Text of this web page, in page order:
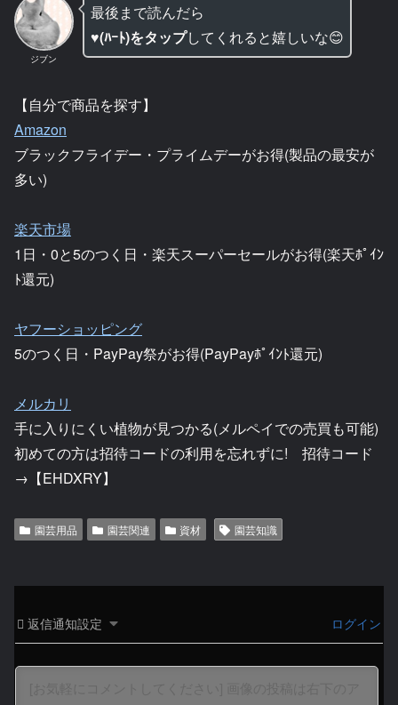
ジブン
最後まで読んだら
♥(ﾊｰﾄ)をタップしてくれると嬉しいな😊
【自分で商品を探す】
Amazon
ブラックフライデー・プライムデーがお得(製品の最安が
多い)
楽天市場
1日・0と5のつく日・楽天スーパーセールがお得(楽天ﾎﾟｲﾝ
ﾄ還元)
ヤフーショッピング
5のつく日・PayPay祭がお得(PayPayﾎﾟｲﾝﾄ還元)
メルカリ
手に入りにくい植物が見つかる(メルペイでの売買も可能)
初めての方は招待コードの利用を忘れずに! 招待コード
→【EHDXRY】
園芸用品 園芸関連 資材 園芸知識
返信通知設定 ログイン